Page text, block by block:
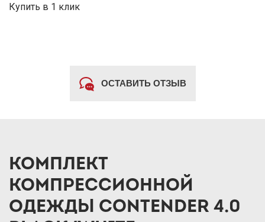
Купить в 1 клик
ОСТАВИТЬ ОТЗЫВ
КОМПЛЕКТ
КОМПРЕССИОННОЙ
ОДЕЖДЫ CONTENDER 4.0